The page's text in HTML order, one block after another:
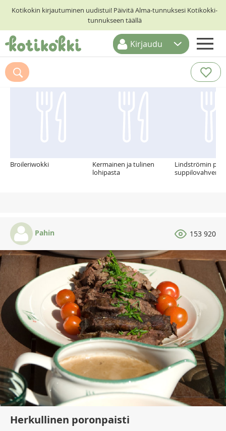
Kotikokin kirjautuminen uudistui! Päivitä Alma-tunnuksesi Kotikokki-
tunnukseen täällä
ETUSIVU
RESEPTIHAKU
Kirjaudu
Suosittelemme myös
Broileriwokki
Kermainen ja tulinen
lohipasta
Lindströmin
Pahin 153 920
Herkullinen poronpaisti